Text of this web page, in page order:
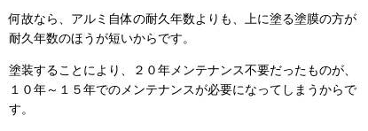
何故なら、アルミ自体の耐久年数よりも、上に塗る塗膜の方が
耐久年数のほうが短いからです。
塗装することにより、２０年メンテナンス不要だったものが、
１０年～１５年でのメンテナンスが必要になってしまうからで
す。